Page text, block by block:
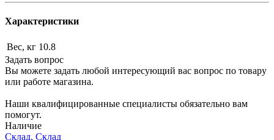
Характеристики
Вес, кг 10.8
Задать вопрос
Вы можете задать любой интересующий вас вопрос по товару
или работе магазина.
Наши квалифицированные специалисты обязательно вам
помогут.
Наличие
Склад, Склад